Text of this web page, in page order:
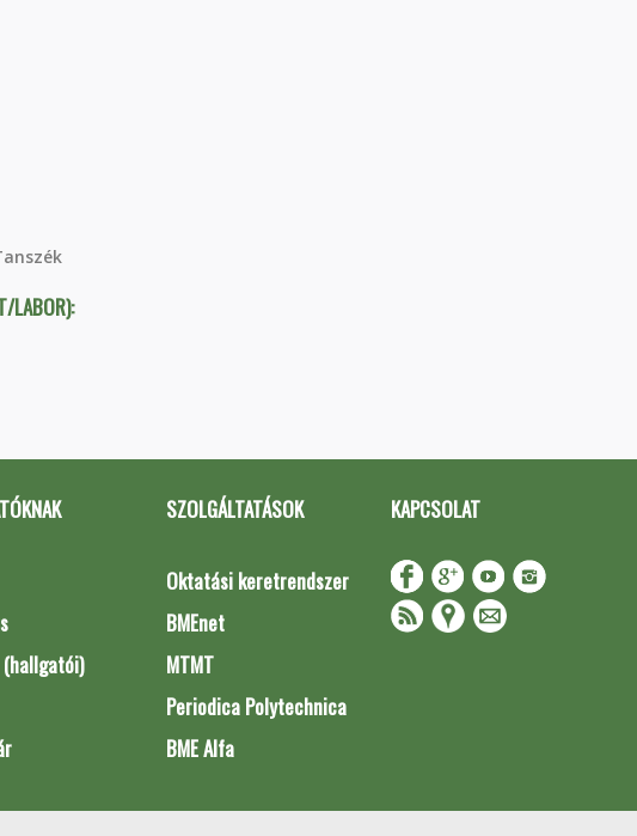
LABOR):
SZOLGÁLTATÁSOK
Oktatási keretrendszer
BMEnet
MTMT
Periodica Polytechnica
BME Alfa
KAPCSOLAT